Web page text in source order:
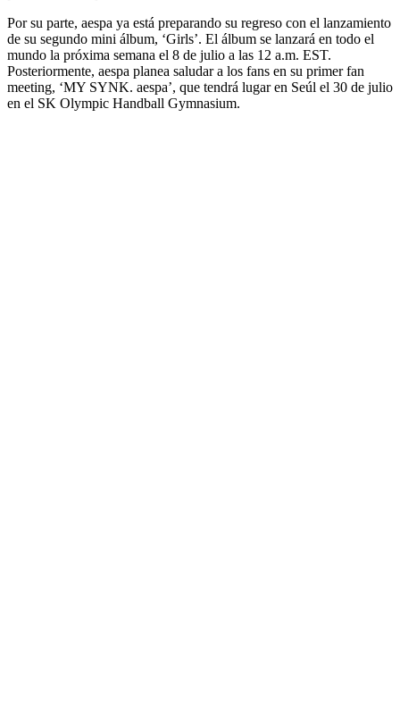
Por su parte, aespa ya está preparando su regreso con el lanzamiento
de su segundo mini álbum, ‘Girls’. El álbum se lanzará en todo el
mundo la próxima semana el 8 de julio a las 12 a.m. EST.
Posteriormente, aespa planea saludar a los fans en su primer fan
meeting, ‘MY SYNK. aespa’, que tendrá lugar en Seúl el 30 de julio
en el SK Olympic Handball Gymnasium.